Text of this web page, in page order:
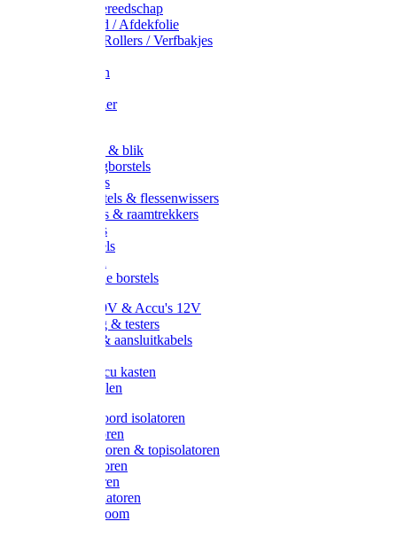
Schildersgereedschap
Afplakband / Afdekfolie
Kwasten / Rollers / Verfbakjes
Afdekfoliën
Schuurpapier
Handveger & blik
Voetenveegborstels
Handvegers
Afwasborstels & flessenwissers
Wasborstels & raamtrekkers
Tonborstels
Werkborstels
Hygienische borstels
Batterijen 9V & Accu's 12V
Beveiliging & testers
Kabelsets & aansluitkabels
Metalen accu kasten
Zonnepanelen
Draad & koord isolatoren
Ringisolatoren
Extra isolatoren & topisolatoren
Hoekisolatoren
Lintisolatoren
Afstandisolatoren
Isolatorenboom